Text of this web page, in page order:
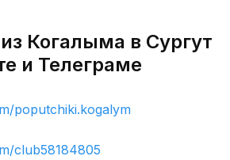
Когалыма в Сургут
и Телеграме
poputchiki.kogalym
club58184805